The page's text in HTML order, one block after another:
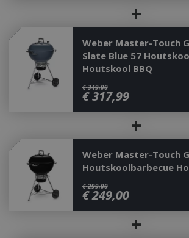
+
Weber Master-Touch
Slate Blue 57
Houtskool BBQ
€ 349,00
€ 317,99
+
Weber Master-Touch
Houtskoolbarbecue
€ 299,00
€249,00
+